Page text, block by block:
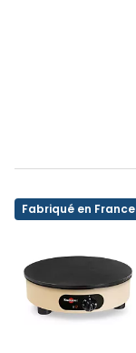
Fabriqué en France